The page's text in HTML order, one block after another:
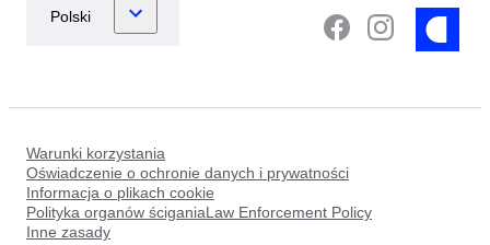
Warunki korzystania
Oświadczenie o ochronie danych i prywatności
Informacja o plikach cookie
Polityka organów ściganiaLaw Enforcement Policy
Inne zasady